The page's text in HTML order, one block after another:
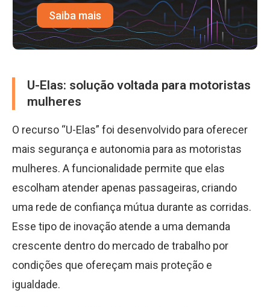
Saiba mais
U-Elas: solução voltada para motoristas
mulheres
O recurso “U-Elas” foi desenvolvido para oferecer
mais segurança e autonomia para as motoristas
mulheres. A funcionalidade permite que elas
escolham atender apenas passageiras, criando
uma rede de confiança mútua durante as corridas.
Esse tipo de inovação atende a uma demanda
crescente dentro do mercado de trabalho por
condições que ofereçam mais proteção e
igualdade.